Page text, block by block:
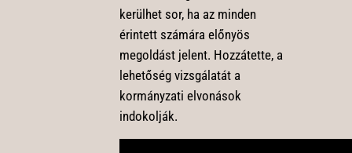
kerülhet sor, ha az minden
érintett számára előnyös
megoldást jelent. Hozzátette, a
lehetőség vizsgálatát a
kormányzati elvonások
indokolják.